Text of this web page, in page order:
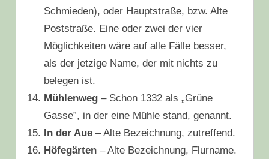
Schmieden), oder Hauptstraße, bzw. Alte
Poststraße. Eine oder zwei der vier
Möglichkeiten wäre auf alle Fälle besser,
als der jetzige Name, der mit nichts zu
belegen ist.
Mühlenweg– Schon 1332 als „Grüne
Gasse”, in der eine Mühle stand, genannt.
In der Aue – Alte Bezeichnung, zutreffend.
Höfegärten– Alte Bezeichnung, Flurname.